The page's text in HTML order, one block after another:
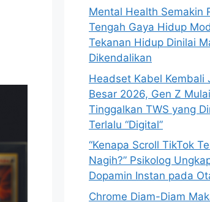
r
:
Mental Health Semakin
Tengah Gaya Hidup
Tekanan Hidup Dinilai
Dikendalikan
Headset Kabel Kembali
Besar 2026, Gen Z Mulai
Tinggalkan TWS yang
Terlalu “Digital”
“Kenapa Scroll TikTok
Nagih?” Psikolog
Dopamin Instan pada
Chrome Diam-Diam